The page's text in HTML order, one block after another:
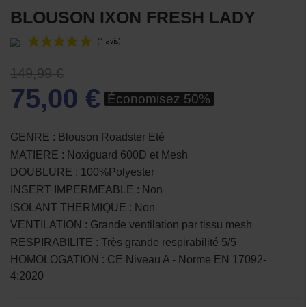
BLOUSON IXON FRESH LADY
(1 avis)
149,99 €
75,00 € Économisez 50%
GENRE : Blouson Roadster Eté
MATIERE : Noxiguard 600D et Mesh
DOUBLURE : 100%Polyester
INSERT IMPERMEABLE : Non
ISOLANT THERMIQUE : Non
VENTILATION : Grande ventilation par tissu mesh
RESPIRABILITE : Très grande respirabilité 5/5
HOMOLOGATION : CE Niveau A - Norme EN 17092-
4:2020